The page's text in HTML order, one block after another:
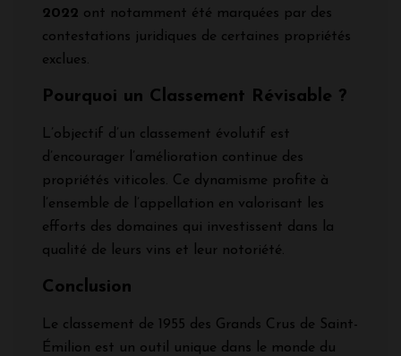
2022 ont notamment été marquées par des
contestations juridiques de certaines propriétés
exclues.
Pourquoi un Classement Révisable ?
L’objectif d’un classement évolutif est
d’encourager l’amélioration continue des
propriétés viticoles. Ce dynamisme profite à
l’ensemble de l’appellation en valorisant les
efforts des domaines qui investissent dans la
qualité de leurs vins et leur notoriété.
Conclusion
Le classement de 1955 des Grands Crus de Saint-
Émilion est un outil unique dans le monde du